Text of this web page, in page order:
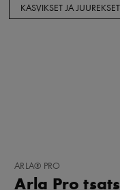
KASVIKSET JA JUUREKSET
LISÄÄ
ARLA® PRO
Arla Pro